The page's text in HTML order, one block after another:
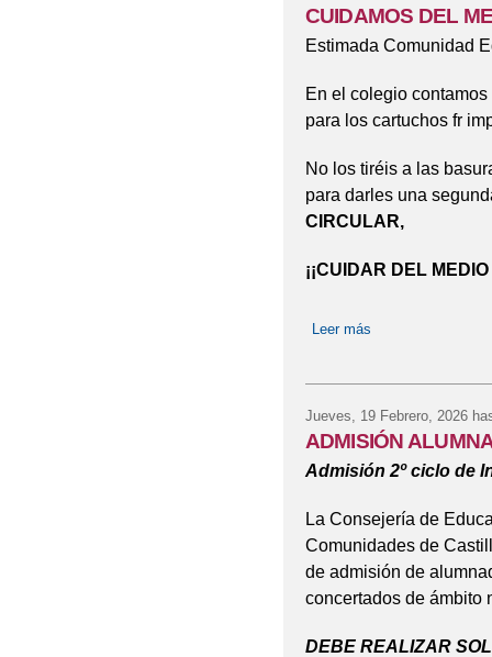
CUIDAMOS DEL
Estimada Comunidad
En el colegio
para los cartuchos fr
No los tiréis a las
para darles una
CIRCULAR,
¡¡CUIDAR DEL
Leer más
Jueves, 19 Febrero, 2026
ADMISIÓN
Admisión 2º ciclo de
La Consejería de
Comunidades de
de admisión de
concertados de ámbito
DEBE REALIZAR